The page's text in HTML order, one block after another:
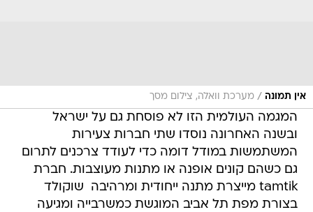
אין תמונה / מערכת וואלה, צילום מסך
המגמה העולמית הזו לא פוסחת גם על ישראל
ובשנה האחרונה נוסדו שתי חברות צעירות
המשתמשות במודל דומה כדי לעודד צרכנים לתרום
גם כשהם קונים אופנה או מתנות מעוצבות. חברת
tamtik מייצרת מתנה ייחודית ומרהיבה  שוקולד
בצורת מפת תל אביב המוגשת כמשרבייה ומגיעה